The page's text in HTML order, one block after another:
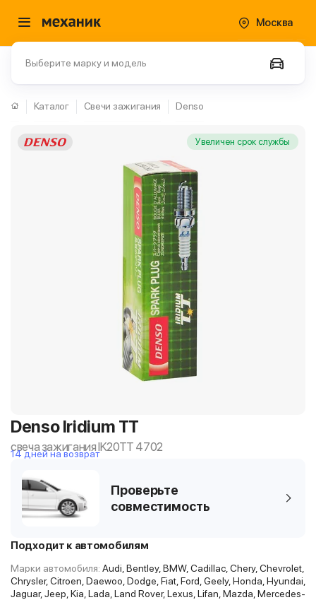
Москва
Выберите марку и модель
Каталог Свечи зажигания Denso
Увеличен срок службы
Denso Iridium TT
свеча зажигания IK20TT 4702
14 дней на возврат
Проверьте
совместимость
Подходит к автомобилям
Марки автомобиля: Audi, Bentley, BMW, Cadillac, Chery, Chevrolet,
Chrysler, Citroen, Daewoo, Dodge, Fiat, Ford, Geely, Honda, Hyundai,
Jaguar, Jeep, Kia, Lada, Land Rover, Lexus, Lifan, Mazda, Mercedes-